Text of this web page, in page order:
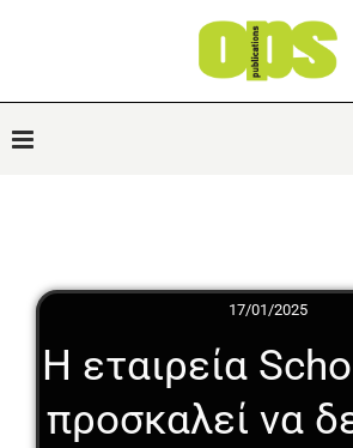
17/01/2025
Η εταιρεία
προσκαλεί να